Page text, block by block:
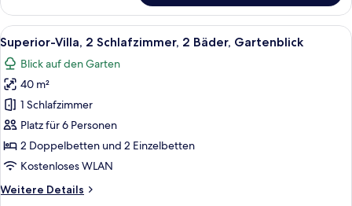
Doppelzimmer,
2 Doppelbetten,
barrierefrei,
zum
Garten
hin
Alle
Fotos
für
Superior-
Villa,
2 Schlafzimmer,
2
Bäder,
anzeigen
Ein Balkon mit Tisch und Stühlen,
10
Superior-Villa, 2 Schlafzimmer, 2 Bäder, Gartenblick
Blick auf den Garten
40 m²
1 Schlafzimmer
Platz für 6 Personen
2 Doppelbetten und 2 Einzelbetten
Kostenloses WLAN
Weitere Details
Weitere